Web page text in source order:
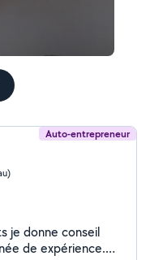
Auto-entrepreneur
je donne conseil